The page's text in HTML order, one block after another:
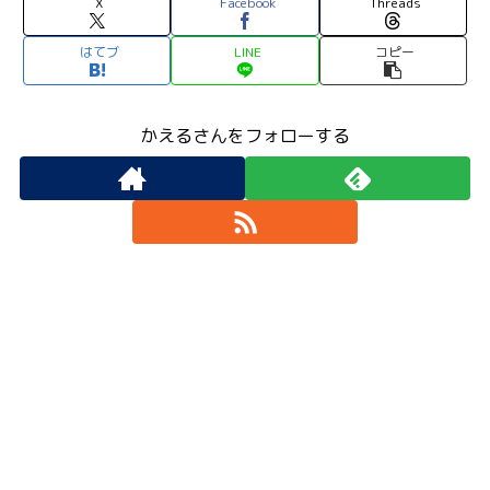
はてブ LINE コピー
かえるさんをフォローする